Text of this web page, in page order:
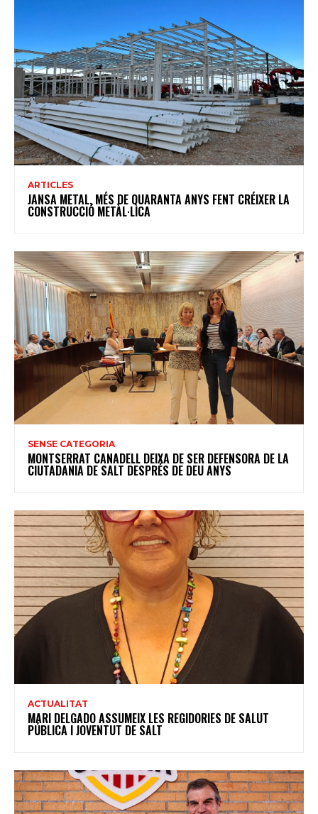
ARTICLES
JANSA METAL, MÉS DE QUARANTA ANYS FENT CRÉIXER LA
CONSTRUCCIÓ METÀL·LICA
SENSE CATEGORIA
MONTSERRAT CANADELL DEIXA DE SER DEFENSORA DE LA
CIUTADANIA DE SALT DESPRÉS DE DEU ANYS
ACTUALITAT
MARI DELGADO ASSUMEIX LES REGIDORIES DE SALUT
PÚBLICA I JOVENTUT DE SALT